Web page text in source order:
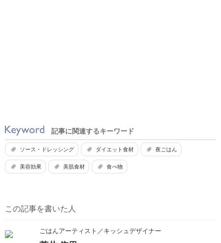
記事に関連するキーワード
ソース・ドレッシング ダイエット食材 夜ごはん
美容効果 美肌食材 食べ物
この記事を書いた人
ごはんアーティスト／キッシュデザイナー